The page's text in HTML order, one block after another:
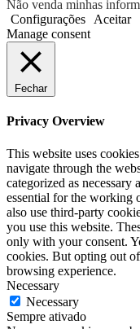
Não venda minhas
Configurações
Aceitar
Manage consent
Fechar
Privacy Overview
This website uses
navigate through the
categorized as necessary
essential for the working
also use third-party
you use this website.
only with your consent.
cookies. But opting out
browsing experience.
Necessary
Necessary
Sempre ativado